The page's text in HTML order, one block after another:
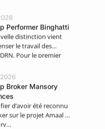
Performer Binghatti
distinction vient
le travail des
Pour le premier
Broker Mansory
d’avoir été reconnu
sur le projet Amaal 8